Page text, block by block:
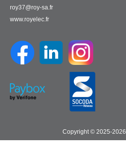
roy37@roy-sa.fr
www.royelec.fr
Copyright © 2025-2026